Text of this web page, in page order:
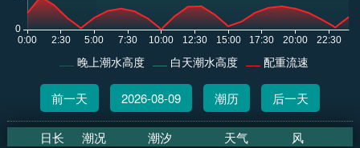
晚上潮水高度 白天潮水高度 配重流速
前一天 2026-08-09 潮历 后一天
日长 潮况 潮汐 天气 风